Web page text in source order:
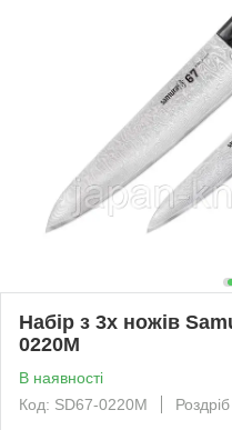
Набір з 3х ножів
0220M
В наявності
Код: SD67-0220M
Роздріб